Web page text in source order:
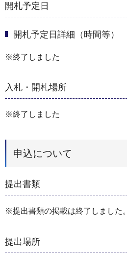
開札予定日
開札予定日詳細（時間等）
※終了しました
入札・開札場所
※終了しました
申込について
提出書類
※提出書類の掲載は終了しました。
提出場所